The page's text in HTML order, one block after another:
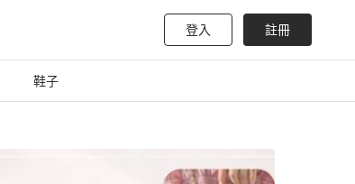
登入 註冊
鞋子